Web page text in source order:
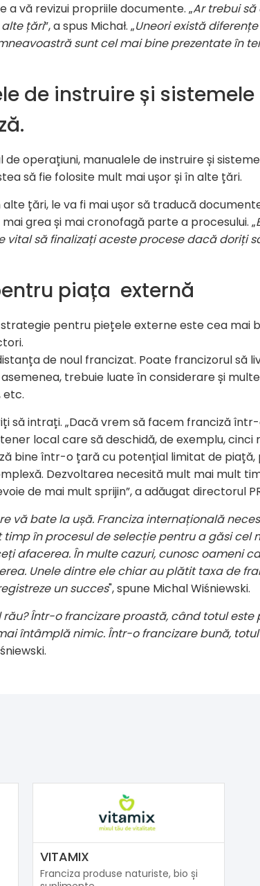
a vă revizui propriile documente. „Ar trebui
țări”, a spus Michał. „Uneori există
sunt cel mai bine prezentate în
de instruire și sistemele
operațiuni, manualele de instruire și
să fie folosite mult mai ușor și în alte țări.
țări, le va fi mai ușor să traducă
grea și mai cronofagă parte a procesului. „
să finalizați aceste procese dacă doriți
piața externă
pentru piețele externe este cea mai
de noul francizat. Poate francizorul să
trebuie luate în considerare și
etc.
să intrați. „Dacă vrem să facem franciză
local care să deschidă, de exemplu, cinci
bine într-o țară cu potențial limitat de piață,
Dezvoltarea necesită mult mai mult
de mai mult sprijin”, a adăugat directorul
vă bate la ușă. Franciza internațională
în procesul de selecție pentru a găsi cel
afacerea. În multe cazuri, cunosc oameni
Unele dintre ele chiar au plătit taxa de
un succes", spune Michal Wiśniewski.
Într-o francizare proastă, când totul este
întâmplă nimic. Într-o francizare bună,
VITAMIX
Franciza produse naturiste, bio și